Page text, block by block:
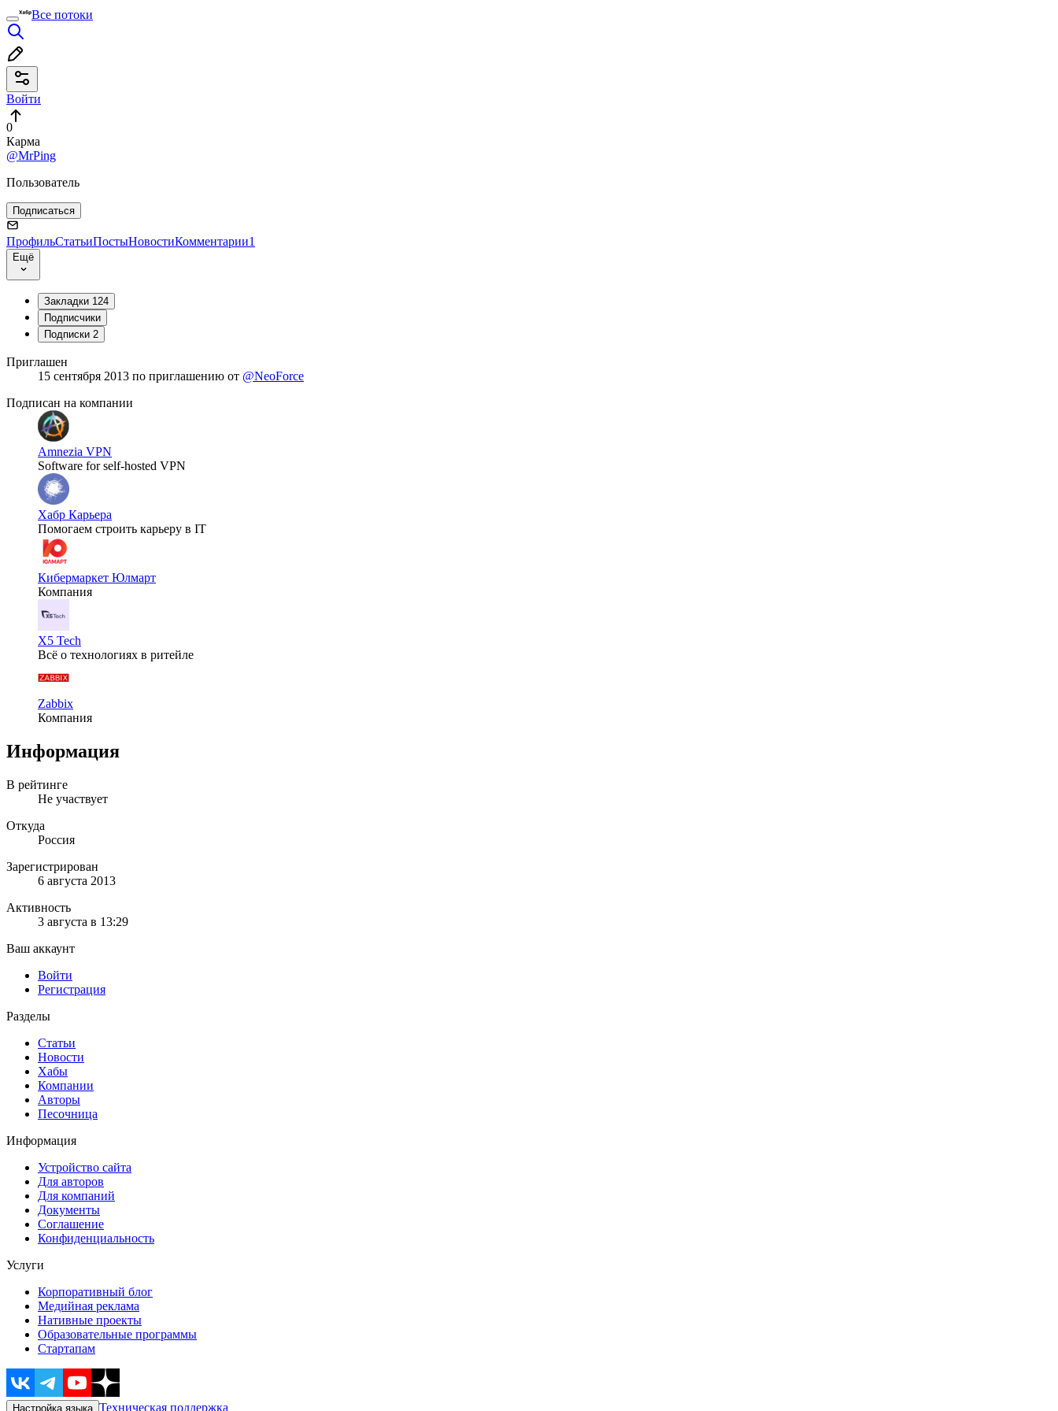
Все потоки
Войти
0
Карма
@MrPing
Пользователь
Подписаться
ПрофильСтатьиПостыНовостиКомментарии1
Ещё
Закладки 124
Подписчики
Подписки 2
Приглашен
15 сентября 2013 по приглашению от @NeoForce
Подписан на компании
Amnezia VPN
Software for self-hosted VPN
Хабр Карьера
Помогаем строить карьеру в IT
Кибермаркет Юлмарт
Компания
X5 Tech
Всё о технологиях в ритейле
Zabbix
Компания
Информация
В рейтинге
Не участвует
Откуда
Россия
Зарегистрирован
6 августа 2013
Активность
3 августа в 13:29
Ваш аккаунт
Войти
Регистрация
Разделы
Статьи
Новости
Хабы
Компании
Авторы
Песочница
Информация
Устройство сайта
Для авторов
Для компаний
Документы
Соглашение
Конфиденциальность
Услуги
Корпоративный блог
Медийная реклама
Нативные проекты
Образовательные программы
Стартапам
Настройка языка Техническая поддержка